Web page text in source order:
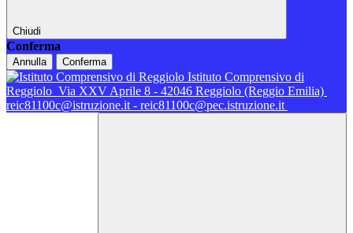
Chiudi
Conferma
Annulla Conferma
Istituto Comprensivo di
Reggiolo Via XXV Aprile 8 - 42046 Reggiolo (Reggio Emilia)
reic81100c@istruzione.it - reic81100c@pec.istruzione.it